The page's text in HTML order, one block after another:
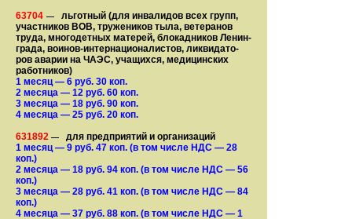
63704 —
льготный (для ин­ва­лидов всех групп,
участ­ников ВОВ, труже­ни­ков тыла, ветеранов
труда, мно­го­­детных матерей, бло­­кад­ни­ков Ле­нин­
града, воинов-интернаци­о­на­­ли­стов, лик­ви­да­то­
ров аварии на ЧАЭС, уча­щихся, медицинских
работников)
1 месяц— 6 руб. 30 коп.
2 месяца — 12 руб. 60 коп.
3 месяца — 18 руб. 90 коп.
4 месяца — 25 руб. 20 коп.
631892 —
для предприятий и организаций
1 месяц— 9 руб. 47 коп. (в том числе НДС — 28
коп.)
2 месяца — 18 руб. 94 коп. (в том числе НДС — 56
коп.)
3 месяца — 28 руб. 41 коп. (в том числе НДС — 84
коп.)
4 месяца — 37 руб. 88 коп. (в том числе НДС — 1